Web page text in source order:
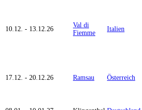
10.12. - 13.12.26
Val di
Fiemme
Italien
17.12. - 20.12.26 Ramsau Österreich